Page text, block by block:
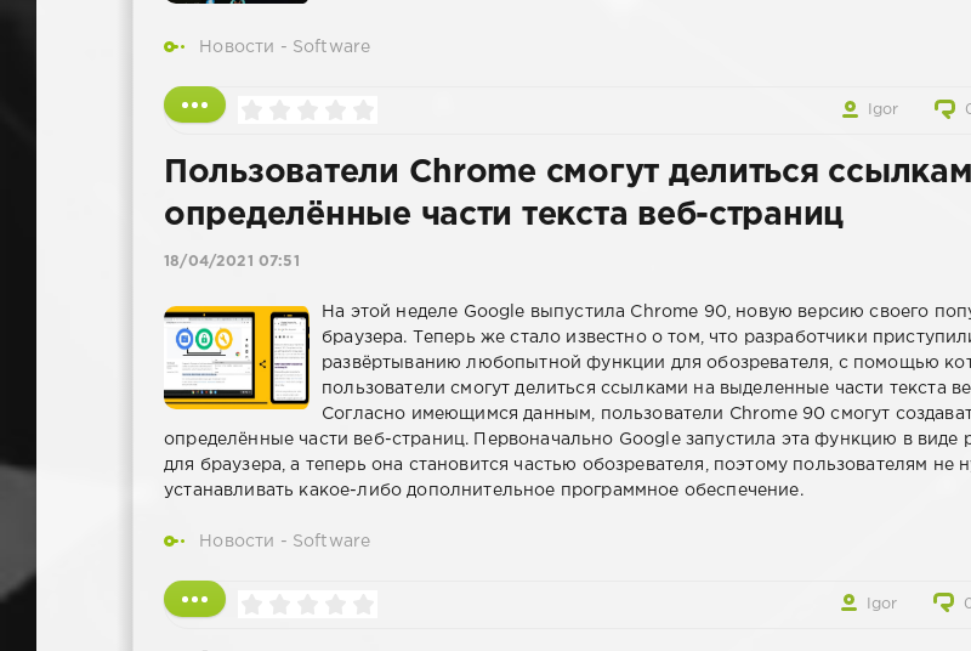
Новости - Software
Igor
Пользователи Chrome смогут делиться
определённые части текста веб-страниц
18/04/2021 07:51
На этой неделе Google выпустила Chrome 90, новую версию своего
браузера. Теперь же стало известно о том, что разработчики
развёртыванию любопытной функции для обозревателя, с помощью
пользователи смогут делиться ссылками на выделенные части текста
Согласно имеющимся данным, пользователи Chrome 90 смогут
определённые части веб-страниц. Первоначально Google запустила эта функцию в виде
для браузера, а теперь она становится частью обозревателя, поэтому пользователям не
устанавливать какое-либо дополнительное программное обеспечение.
Новости - Software
Igor